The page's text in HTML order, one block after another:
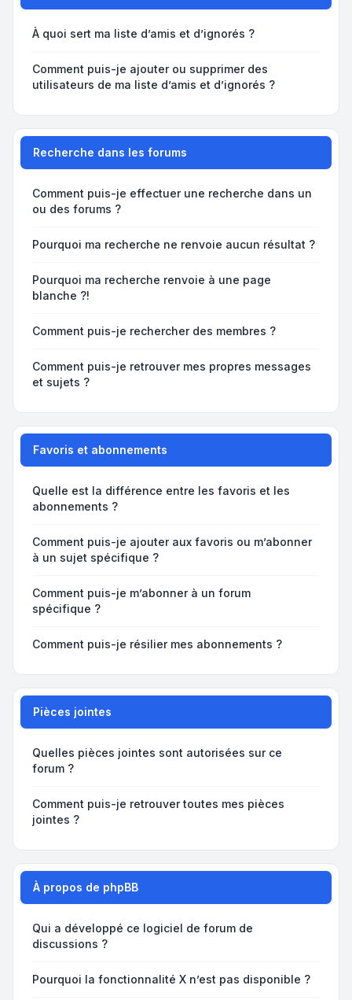
À quoi sert ma liste d’amis et d’ignorés ?
Comment puis-je ajouter ou supprimer des
utilisateurs de ma liste d’amis et d’ignorés ?
Recherche dans les forums
Comment puis-je effectuer une recherche dans un
ou des forums ?
Pourquoi ma recherche ne renvoie aucun résultat ?
Pourquoi ma recherche renvoie à une page
blanche ?!
Comment puis-je rechercher des membres ?
Comment puis-je retrouver mes propres messages
et sujets ?
Favoris et abonnements
Quelle est la différence entre les favoris et les
abonnements ?
Comment puis-je ajouter aux favoris ou m’abonner
à un sujet spécifique ?
Comment puis-je m’abonner à un forum
spécifique ?
Comment puis-je résilier mes abonnements ?
Pièces jointes
Quelles pièces jointes sont autorisées sur ce
forum ?
Comment puis-je retrouver toutes mes pièces
jointes ?
À propos de phpBB
Qui a développé ce logiciel de forum de
discussions ?
Pourquoi la fonctionnalité X n’est pas disponible ?